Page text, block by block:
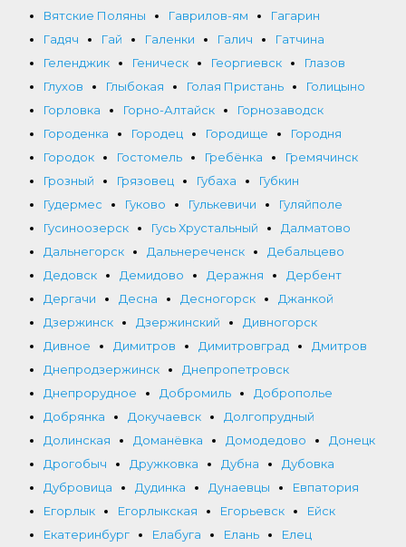
Вятские Поляны
Гаврилов-ям
Гагарин
Гадяч
Гай Галенки Галич
Гатчина
Геленджик
Геническ Георгиевск
Глазов
Глухов
Глыбокая Голая Пристань
Голицыно
Горловка
Горно-Алтайск
Горнозаводск
Городенка
Городец Городище
Городня
Городок
Гостомель Гребёнка
Гремячинск
Грозный
Грязовец Губаха
Губкин
Гудермес
Гуково Гулькевичи
Гуляйполе
Гусиноозерск
Гусь Хрустальный
Далматово
Дальнегорск
Дальнереченск
Дебальцево
Дедовск
Демидово Деражня
Дербент
Дергачи
Десна Десногорск
Джанкой
Дзержинск
Дзержинский
Дивногорск
Дивное
Димитров Димитровград
Дмитров
Днепродзержинск
Днепропетровск
Днепрорудное
Добромиль
Доброполье
Добрянка
Докучаевск
Долгопрудный
Долинская
Доманёвка Домодедово
Донецк
Дрогобыч
Дружковка Дубна
Дубовка
Дубровица
Дудинка Дунаевцы
Евпатория
Егорлык
Егорлыкская Егорьевск
Ейск
Екатеринбург
Елабуга Елань
Елец